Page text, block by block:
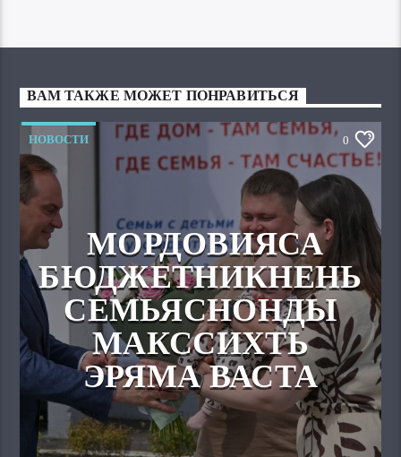
ВАМ ТАКЖЕ МОЖЕТ ПОНРАВИТЬСЯ
НОВОСТИ 0
МОРДОВИЯСА
БЮДЖЕТНИКНЕНЬ
СЕМЬЯСНОНДЫ
МАКССИХТЬ
ЭРЯМА ВАСТА